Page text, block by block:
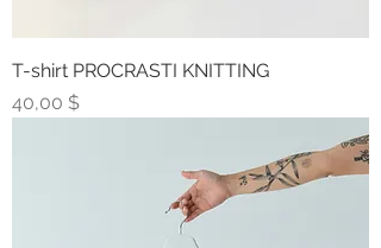
T-shirt PROCRASTI KNITTING
Prix
40,00 $